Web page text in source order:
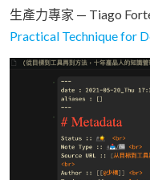
生產力專家 — Tiago
Practical Technique for